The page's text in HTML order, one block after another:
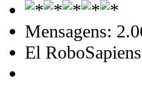
Mensagens:
El RoboSapiens